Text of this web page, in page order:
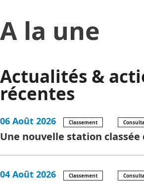
A la une
Actualités &
récentes
06 Août 2026 Classement
Une nouvelle station
04 Août 2026 Classement